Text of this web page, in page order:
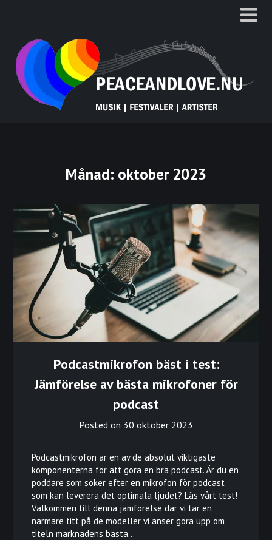
innehåll
Månad: oktober 2023
Podcastmikrofon bäst i test:
Jämförelse av bästa mikrofoner för
podcast
Posted on 30 oktober 2023
Podcastmikrofon är en av de absolut viktigaste
komponenterna för att göra en bra podcast. Är du en
poddare som söker efter en mikrofon för podcast
som kan leverera det optimala ljudet? Läs vårt test!
Välkommen till denna jämförelse där vi tar en
närmare titt på de modeller vi anser göra upp om
titeln marknadens bästa…